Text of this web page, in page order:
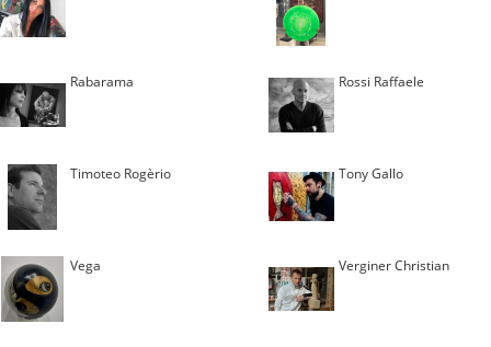
Rabarama Rossi Raffaele
Timoteo Rogèrio Tony Gallo
Vega Verginer Christian